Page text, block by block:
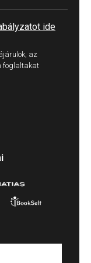
ide
az